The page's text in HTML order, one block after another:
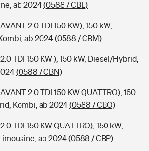
ab 2024(0588 / CBL)
2.0 TDI 150 KW), 150 kW,
ab 2024(0588 / CBM)
TDI 150 KW ), 150 kW, Diesel/Hybrid,
(0588 / CBN)
2.0 TDI 150 KW QUATTRO), 150
Kombi, ab 2024(0588 / CBO)
TDI 150 KW QUATTRO), 150 kW,
ab 2024(0588 / CBP)